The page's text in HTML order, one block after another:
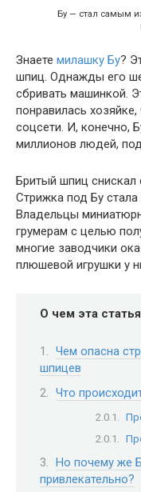
Бу — стал самым
Знаете милашку Бу?
шпиц. Однажды его
сбривать машинкой.
понравилась
соцсети. И, конечно,
миллионов людей,
Бритый шпиц снискал
Стрижка под Бу
Владельцы
грумерам с целью
многие заводчики
плюшевой игрушки у
О чем эта статья
Чем опасна
шпицев
Что
Но почему же
привлекательно?